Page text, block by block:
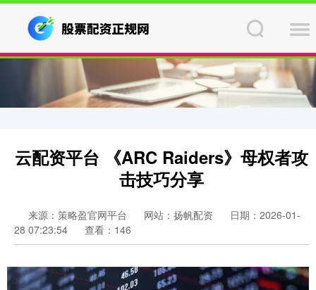
云配资平台 《ARC Raiders》母权者攻
击技巧分享
来源：策略盈官网平台 网站：扬帆配资
日期：2026-01-
28 07:23:54
查看：146